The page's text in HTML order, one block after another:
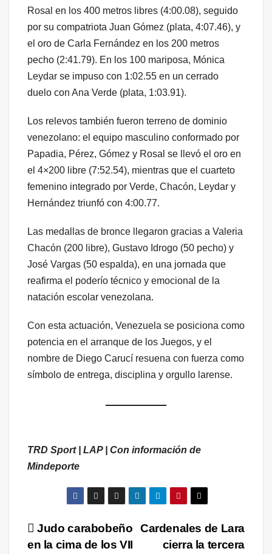
Rosal en los 400 metros libres (4:00.08), seguido
por su compatriota Juan Gómez (plata, 4:07.46), y
el oro de Carla Fernández en los 200 metros
pecho (2:41.79). En los 100 mariposa, Mónica
Leydar se impuso con 1:02.55 en un cerrado
duelo con Ana Verde (plata, 1:03.91).
Los relevos también fueron terreno de dominio
venezolano: el equipo masculino conformado por
Papadia, Pérez, Gómez y Rosal se llevó el oro en
el 4×200 libre (7:52.54), mientras que el cuarteto
femenino integrado por Verde, Chacón, Leydar y
Hernández triunfó con 4:00.77.
Las medallas de bronce llegaron gracias a Valeria
Chacón (200 libre), Gustavo Idrogo (50 pecho) y
José Vargas (50 espalda), en una jornada que
reafirma el poderío técnico y emocional de la
natación escolar venezolana.
Con esta actuación, Venezuela se posiciona como
potencia en el arranque de los Juegos, y el
nombre de Diego Carucí resuena con fuerza como
símbolo de entrega, disciplina y orgullo larense.
TRD Sport | LAP | Con información de
Mindeporte
Navegación
Cardenales de Lara
cierra la tercera
Judo carabobeño
en la cima de los VII